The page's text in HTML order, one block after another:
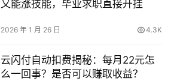
又能涨技能，毕业求职直接开挂
2026 年 1 月 26 日 4.3K
云闪付自动扣费揭秘：每月22元怎
么一回事？是否可以赚取收益？